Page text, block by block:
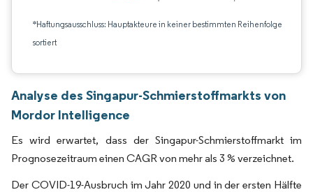
*Haftungsausschluss: Hauptakteure in keiner bestimmten Reihenfolge
sortiert
Analyse des Singapur-Schmierstoffmarkts von
Mordor Intelligence
Es wird erwartet, dass der Singapur-Schmierstoffmarkt im
Prognosezeitraum einen CAGR von mehr als 3 % verzeichnet.
Der COVID-19-Ausbruch im Jahr 2020 und in der ersten Hälfte